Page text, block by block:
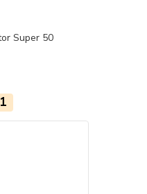
Super 50
1